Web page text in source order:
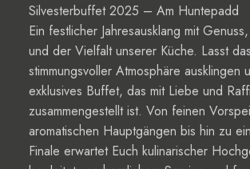
Silvesterbuffet 2025 – Am Huntepadd
Ein festlicher Jahresausklang mit
und der Vielfalt unserer Küche. Lasst
stimmungsvoller Atmosphäre ausklingen
exklusives Buffet, das mit Liebe und
zusammengestellt ist. Von feinen
aromatischen Hauptgängen bis hin zu
Finale erwartet Euch kulinarischer